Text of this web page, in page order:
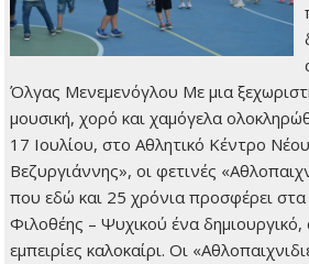
Όλγας Μενεμενόγλου Με μια
μουσική, χορό και χαμόγελα
17 Ιουλίου, στο Αθλητικό Κέντρο
Βεζυργιάννης», οι φετινές
που εδώ και 25 χρόνια προσφέρει
Φιλοθέης – Ψυχικού ένα δημιουργικό,
εμπειρίες καλοκαίρι. Οι